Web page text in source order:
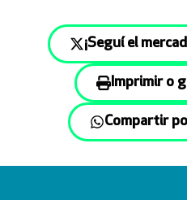
¡Seguí el
Imprimir o
Compartir